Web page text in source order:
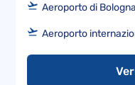
Aeroporto di
Aeroporto